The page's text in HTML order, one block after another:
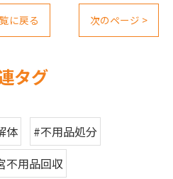
に戻る 次のページ >
タグ
体
#不用品処分
不用品回収